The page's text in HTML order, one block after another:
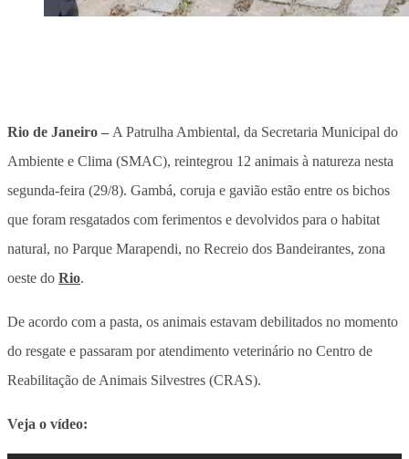
Rio de Janeiro – A Patrulha Ambiental, da Secretaria Municipal do
Ambiente e Clima (SMAC), reintegrou 12 animais à natureza nesta
segunda-feira (29/8). Gambá, coruja e gavião estão entre os bichos
que foram resgatados com ferimentos e devolvidos para o habitat
natural, no Parque Marapendi, no Recreio dos Bandeirantes, zona
oeste do Rio.
De acordo com a pasta, os animais estavam debilitados no momento
do resgate e passaram por atendimento veterinário no Centro de
Reabilitação de Animais Silvestres (CRAS).
Veja o vídeo: